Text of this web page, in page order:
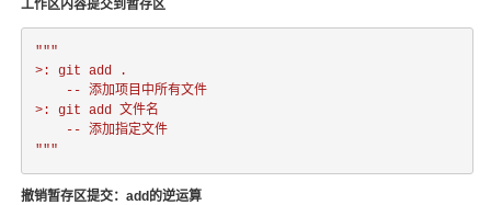
工作区内容提交到暂存区
"""
>: git add .
>: git add 文件名
"""
撤销暂存区提交：add的逆运算